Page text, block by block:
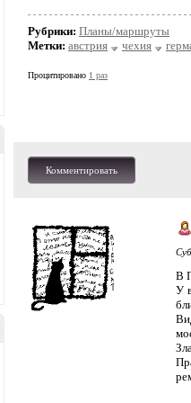
Рубрики: Планы/маршруты
Метки: австрия чехия
Процитировано 1 раз
Комментировать
В
У